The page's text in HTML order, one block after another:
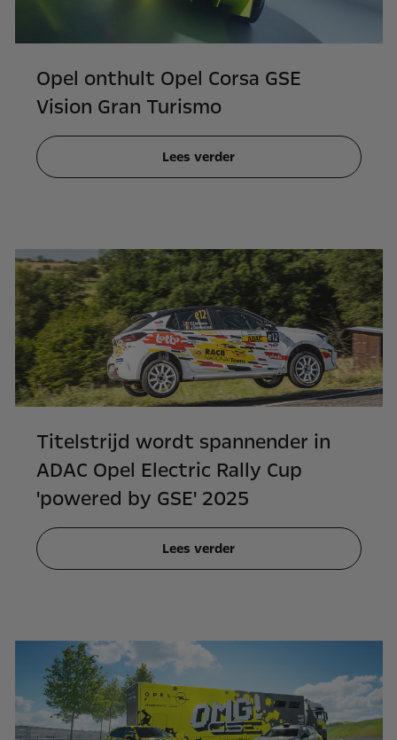
Opel onthult Opel Corsa GSE
Vision Gran Turismo
Lees verder
Titelstrijd wordt spannender in
ADAC Opel Electric Rally Cup
'powered by GSE' 2025
Lees verder